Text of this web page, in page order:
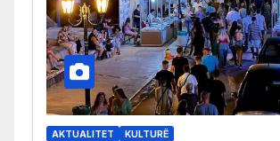
AKTUALITET KULTURË